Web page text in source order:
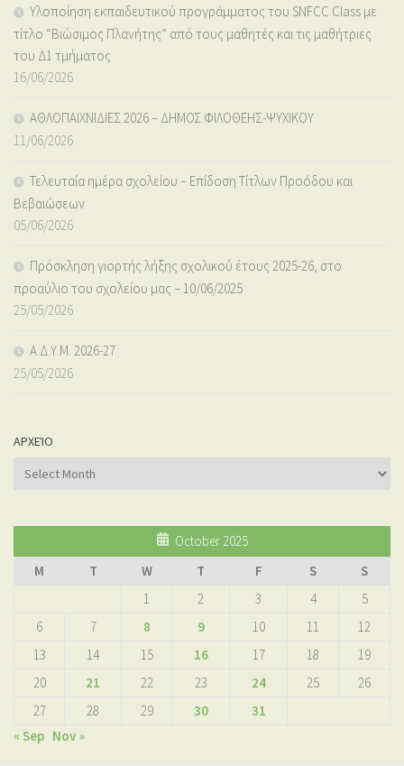
Υλοποίηση εκπαιδευτικού προγράμματος του SNFCC Class με
τίτλο “Βιώσιμος Πλανήτης” από τους μαθητές και τις μαθήτριες
του Δ1 τμήματος
16/06/2026
ΑΘΛΟΠΑΙΧΝΙΔΙΕΣ 2026 – ΔΗΜΟΣ ΦΙΛΟΘΕΗΣ-ΨΥΧΙΚΟΥ
11/06/2026
Τελευταία ημέρα σχολείου – Επίδοση Τίτλων Προόδου και
Βεβαιώσεων
05/06/2026
Πρόσκληση γιορτής λήξης σχολικού έτους 2025-26, στο
προαύλιο του σχολείου μας – 10/06/2025
25/05/2026
Α.Δ.Υ.Μ. 2026-27
25/05/2026
ΑΡΧΕΊΟ
Αρχείο
October 2025
M
T W T F S
S
1
2 3 4
5
6
7 8 9 10 11
12
13
14 15 16 17 18
19
20
21 22 23 24 25
26
27
28 29 30
31
« Sep Nov »